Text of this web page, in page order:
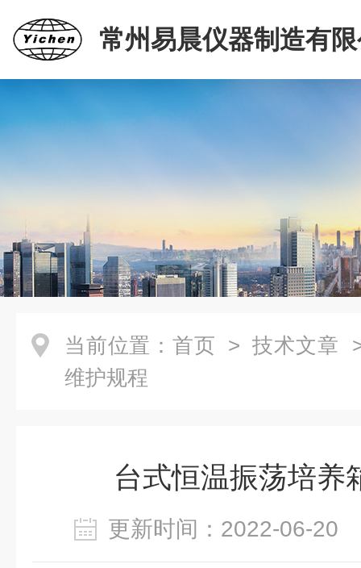
常州易晨仪器制造有
当前位置： 首页 > 技术文章
维护规程
台式恒温振荡培养
更新时间：2022-06-